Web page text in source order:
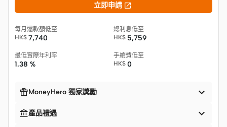
立即申請 
每月還款額低至
HK$ 7,740
總利息低至
HK$ 5,759
最低實際年利率
1.38 %
手續費低至
HK$ 0
MoneyHero 獨家獎勵 
產品禮遇 